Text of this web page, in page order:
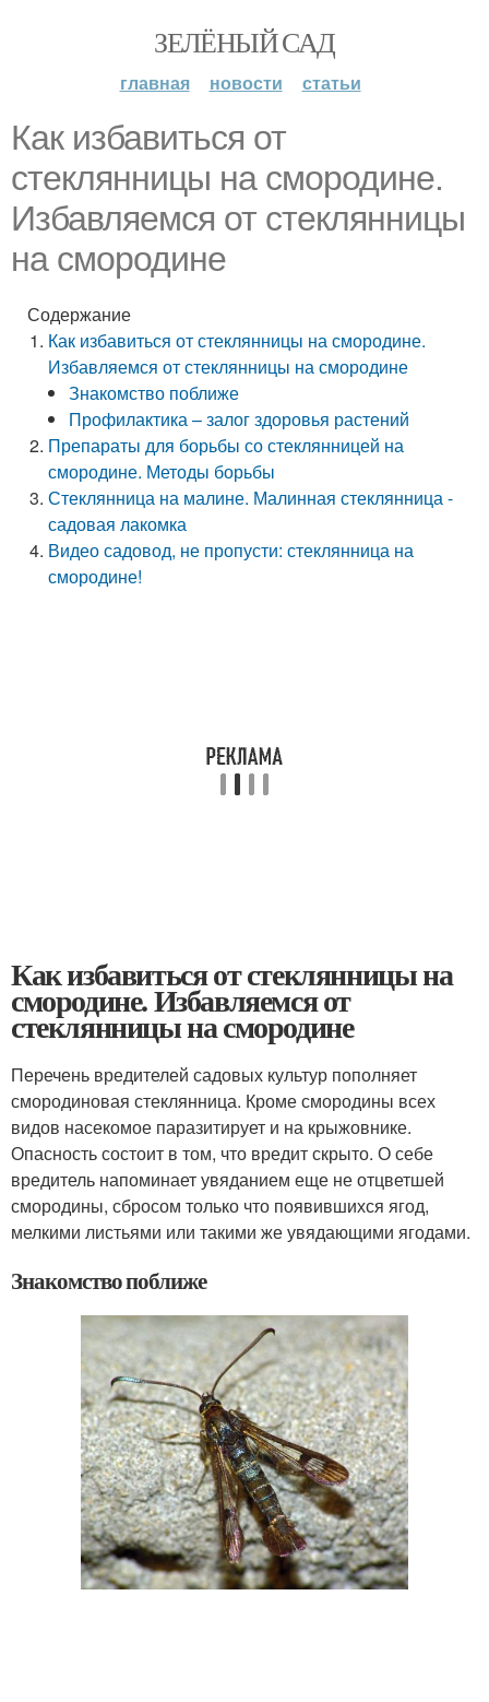
ЗЕЛЁНЫЙ САД
главная новости статьи
Как избавиться от
стеклянницы на смородине.
Избавляемся от стеклянницы
на смородине
Содержание
Как избавиться от стеклянницы на смородине.
Избавляемся от стеклянницы на смородине
Знакомство поближе
Профилактика – залог здоровья растений
Препараты для борьбы со стеклянницей на
смородине. Методы борьбы
Стеклянница на малине. Малинная стеклянница -
садовая лакомка
Видео садовод, не пропусти: стеклянница на
смородине!
Как избавиться от стеклянницы на
смородине. Избавляемся от
стеклянницы на смородине
Перечень вредителей садовых культур пополняет
смородиновая стеклянница. Кроме смородины всех
видов насекомое паразитирует и на крыжовнике.
Опасность состоит в том, что вредит скрыто. О себе
вредитель напоминает увяданием еще не отцветшей
смородины, сбросом только что появившихся ягод,
мелкими листьями или такими же увядающими ягодами.
Знакомство поближе